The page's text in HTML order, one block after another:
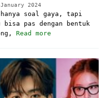
2024
soal gaya, tapi
bisa pas dengan bentuk
Read more